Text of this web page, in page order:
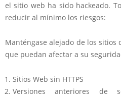
el sitio web ha sido hackeado.
reducir al mínimo los riesgos:
Manténgase alejado de los
que puedan afectar a su
Sitios Web sin HTTPS
Versiones anteriores de